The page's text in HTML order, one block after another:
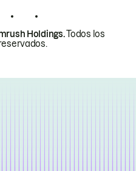
Holdings.Todos los